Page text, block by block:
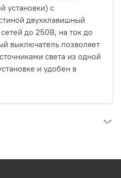
установки) с
двухклавишный
до 250В, на ток до
выключатель позволяет
света из одной
и удобен в